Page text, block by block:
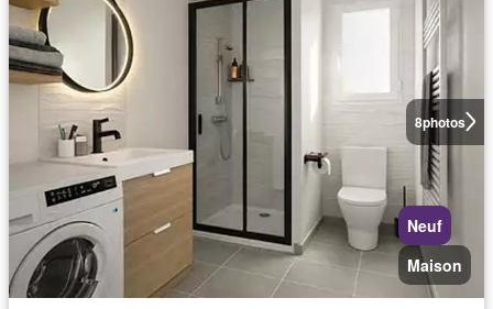
8photos
Neuf
Maison